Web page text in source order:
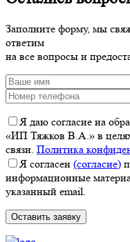
Заполните форму, мы
ответим
на все вопросы и
Я даю согласие на
«ИП Тяжков В.А.» в
связи. Политика
Я согласен (согласие)
информационные
указанный email.